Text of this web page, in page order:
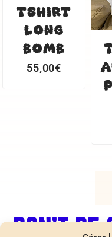
TSHIRT
LONG
BOMB
55,00€
DON'T BE